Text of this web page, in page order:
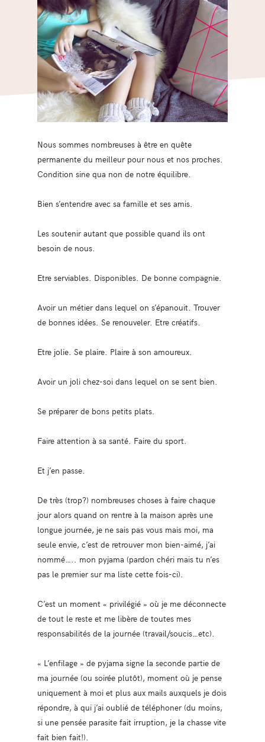
Nous sommes nombreuses à être en quête
permanente du meilleur pour nous et nos proches.
Condition sine qua non de notre équilibre.
Bien s’entendre avec sa famille et ses amis.
Les soutenir autant que possible quand ils ont
besoin de nous.
Etre serviables. Disponibles. De bonne compagnie.
Avoir un métier dans lequel on s’épanouit. Trouver
de bonnes idées. Se renouveler. Etre créatifs.
Etre jolie. Se plaire. Plaire à son amoureux.
Avoir un joli chez-soi dans lequel on se sent bien.
Se préparer de bons petits plats.
Faire attention à sa santé. Faire du sport.
Et j’en passe.
De très (trop?) nombreuses choses à faire chaque
jour alors quand on rentre à la maison après une
longue journée, je ne sais pas vous mais moi, ma
seule envie, c’est de retrouver mon bien-aimé, j’ai
nommé….. mon pyjama (pardon chéri mais tu n’es
pas le premier sur ma liste cette fois-ci).
C’est un moment « privilégié » où je me déconnecte
de tout le reste et me libère de toutes mes
responsabilités de la journée (travail/soucis…etc).
« L’enfilage » de pyjama signe la seconde partie de
ma journée (ou soirée plutôt), moment où je pense
uniquement à moi et plus aux mails auxquels je dois
répondre, à qui j’ai oublié de téléphoner (du moins,
si une pensée parasite fait irruption, je la chasse vite
fait bien fait!).